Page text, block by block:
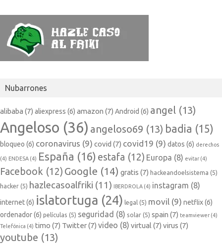
Nubarrones
alibaba (7) aliexpress (6) amazon (7) Android (6) angel (13)
Angeloso (36) angeloso69 (13) badia (15)
bloqueo (6) coronavirus (9) covid (7) covid19 (9) datos (6) derechos
(4) ENDESA (4) España (16) estafa (12) Europa (8) evitar (4)
Facebook (12) Google (14) gratis (7) hackeandoelsistema (5)
hacker (5) hazlecasoalfriki (11) IBERDROLA (4) instagram (8)
internet(6) islatortuga (24) legal (5) movil (9) netflix(6)
ordenador(6) películas (5) seguridad (8) solar (5) spain (7) teamviewer (4)
Telefónica (4) timo (7) Twitter(7) video (8) virtual (7) virus (7)
youtube (13)